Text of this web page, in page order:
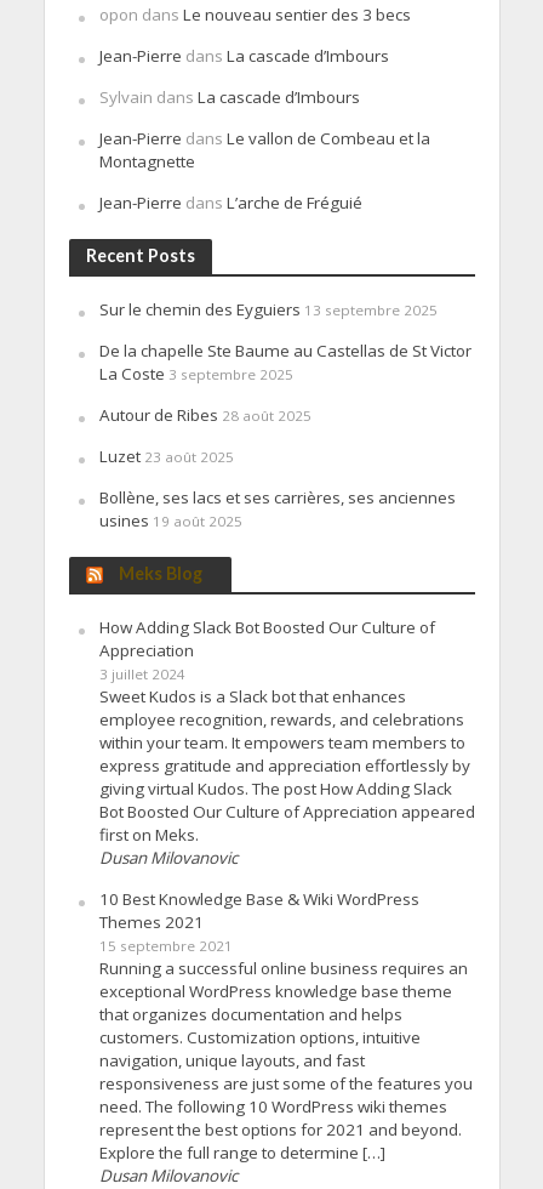
opon dans Le nouveau sentier des 3 becs
Jean-Pierre dans La cascade d’Imbours
Sylvain dans La cascade d’Imbours
Jean-Pierre dans Le vallon de Combeau et la
Montagnette
Jean-Pierre dans L’arche de Fréguié
Recent Posts
Sur le chemin des Eyguiers 13 septembre 2025
De la chapelle Ste Baume au Castellas de St Victor
La Coste 3 septembre 2025
Autour de Ribes 28 août 2025
Luzet 23 août 2025
Bollène, ses lacs et ses carrières, ses anciennes
usines 19 août 2025
Meks Blog
How Adding Slack Bot Boosted Our Culture of
Appreciation
3 juillet 2024
Sweet Kudos is a Slack bot that enhances
employee recognition, rewards, and celebrations
within your team. It empowers team members to
express gratitude and appreciation effortlessly by
giving virtual Kudos. The post How Adding Slack
Bot Boosted Our Culture of Appreciation appeared
first on Meks.
Dusan Milovanovic
10 Best Knowledge Base & Wiki WordPress
Themes 2021
15 septembre 2021
Running a successful online business requires an
exceptional WordPress knowledge base theme
that organizes documentation and helps
customers. Customization options, intuitive
navigation, unique layouts, and fast
responsiveness are just some of the features you
need. The following 10 WordPress wiki themes
represent the best options for 2021 and beyond.
Explore the full range to determine […]
Dusan Milovanovic